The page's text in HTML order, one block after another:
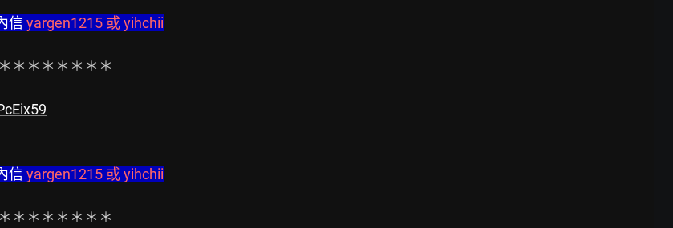
信 yargen1215 或 yihchii
＊＊＊＊＊＊＊
信 yargen1215 或 yihchii
＊＊＊＊＊＊＊